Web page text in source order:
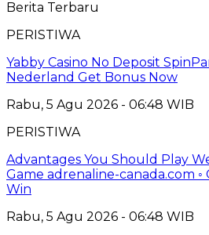
Berita Terbaru
PERISTIWA
Yabby Casino No Deposit
Nederland Get Bonus Now
Rabu, 5 Agu 2026 - 06:48 WIB
PERISTIWA
Advantages You Should Play
Game adrenaline-canada.com
Win
Rabu, 5 Agu 2026 - 06:48 WIB